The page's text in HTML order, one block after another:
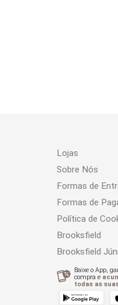
Lojas
Sobre Nós
Formas de
Formas de
Política de
Brooksfield
Brooksfield
Baixe o App,
compra e
todas as